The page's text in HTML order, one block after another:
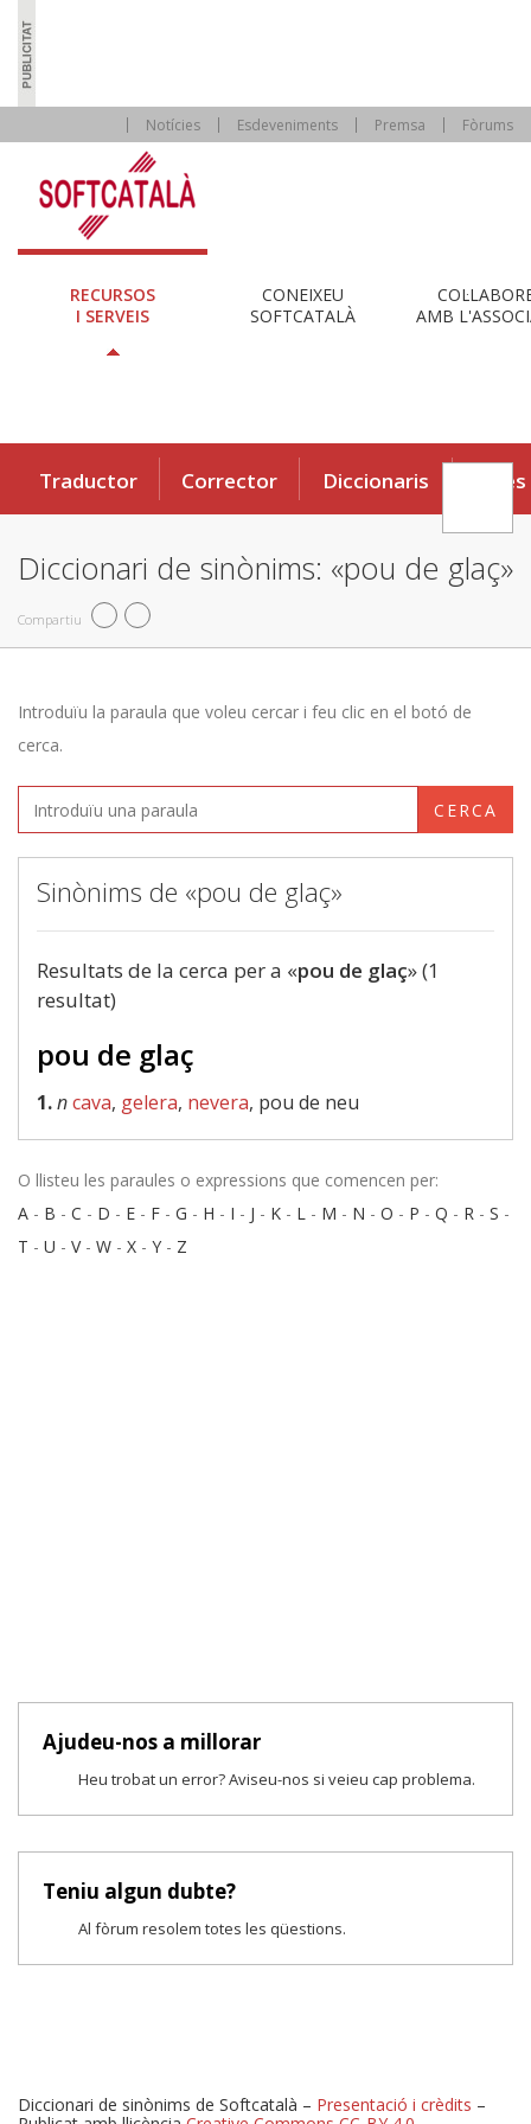
Notícies Esdeveniments Premsa Fòrums
RECURSOS
I SERVEIS
CONEIXEU
SOFTCATALÀ
AMB
Traductor Corrector Diccionaris Eines
Diccionari de sinònims: «pou de glaç»
Compartiu
Introduïu la paraula que voleu cercar i feu clic en el botó de
cerca.
CERCA
Sinònims de «pou de glaç»
Resultats de la cerca per a «pou de glaç» (1
resultat)
pou de glaç
1.ncava, gelera, nevera, pou de neu
O llisteu les paraules o expressions que comencen per:
A - B - C - D - E - F - G - H - I - J - K - L - M - N - O - P - Q - R - S -
T - U - V- W - X - Y - Z
Ajudeu-nos a millorar
Heu trobat un error? Aviseu-nos si veieu cap problema.
Teniu algun dubte?
Al fòrum resolem totes les qüestions.
Diccionari de sinònims de Softcatalà – Presentació i crèdits –